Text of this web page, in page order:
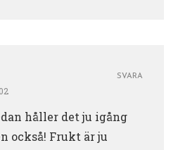
håller det ju igång
också! Frukt är ju
SVARA